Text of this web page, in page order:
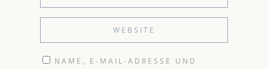
NAME, E-MAIL-ADRESSE UND